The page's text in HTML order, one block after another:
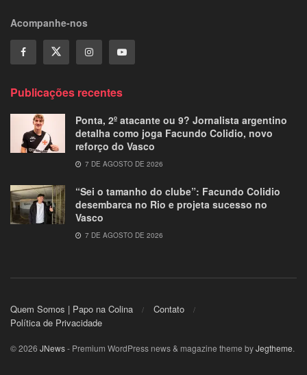
Acompanhe-nos
Publicações recentes
Ponta, 2º atacante ou 9? Jornalista argentino
detalha como joga Facundo Colidio, novo
reforço do Vasco
7 DE AGOSTO DE 2026
“Sei o tamanho do clube”: Facundo Colidio
desembarca no Rio e projeta sucesso no
Vasco
7 DE AGOSTO DE 2026
Quem Somos | Papo na Colina
Contato
Política de Privacidade
© 2026 JNews- Premium WordPress news & magazine theme byJegtheme.